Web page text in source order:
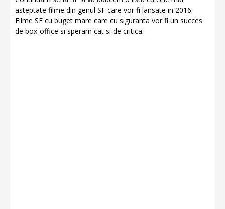
asteptate filme din genul SF care vor fi lansate in 2016.
Filme SF cu buget mare care cu siguranta vor fi un succes
de box-office si speram cat si de critica.